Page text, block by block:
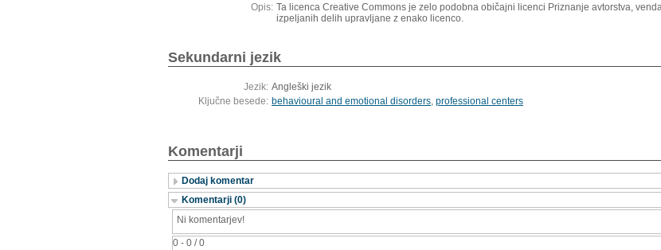
Opis: Ta licenca Creative Commons je zelo podobna običajni licenci Priznanje avtorstva,
izpeljanih delih upravljane z enako licenco.
Sekundarni jezik
Jezik: Angleški jezik
Ključne besede: behavioural and emotional disorders, professional centers
Komentarji
Dodaj komentar
Komentarji (0)
0 - 0 / 0
Ni komentarjev!